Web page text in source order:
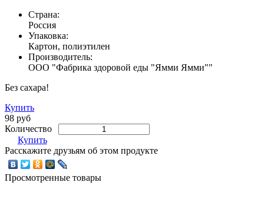
Страна:
Россия
Упаковка:
Картон, полиэтилен
Производитель:
ООО "Фабрика здоровой еды "Ямми Ямми""
Без сахара!
Купить
98 руб
Количество
Купить
Расскажите друзьям об этом продукте
Просмотренные товары